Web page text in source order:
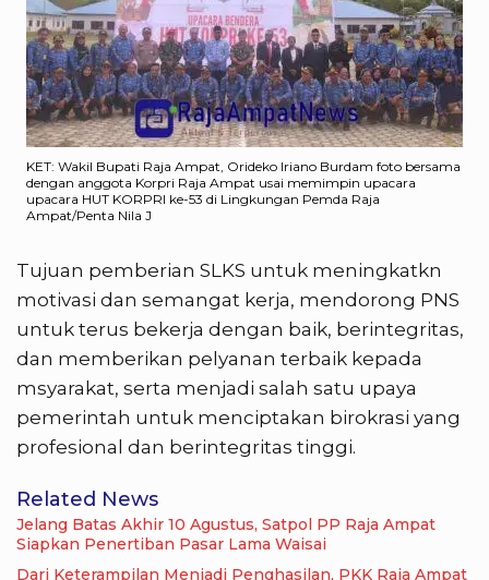
KET: Wakil Bupati Raja Ampat, Orideko Iriano Burdam foto bersama
dengan anggota Korpri Raja Ampat usai memimpin upacara
upacara HUT KORPRI ke-53 di Lingkungan Pemda Raja
Ampat/Penta Nila J
Tujuan pemberian SLKS untuk meningkatkn
motivasi dan semangat kerja, mendorong PNS
untuk terus bekerja dengan baik, berintegritas,
dan memberikan pelyanan terbaik kepada
msyarakat, serta menjadi salah satu upaya
pemerintah untuk menciptakan birokrasi yang
profesional dan berintegritas tinggi.
Related News
Jelang Batas Akhir 10 Agustus, Satpol PP Raja Ampat
Siapkan Penertiban Pasar Lama Waisai
Dari Keterampilan Menjadi Penghasilan, PKK Raja Ampat